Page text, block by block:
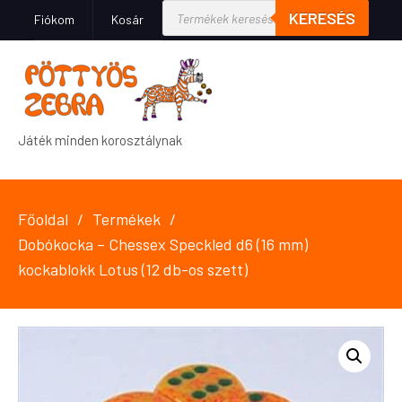
Fiókom Kosár KERESÉS
Játék minden korosztálynak
Főoldal
Termékek
Dobókocka – Chessex Speckled d6 (16 mm)
kockablokk Lotus (12 db-os szett)